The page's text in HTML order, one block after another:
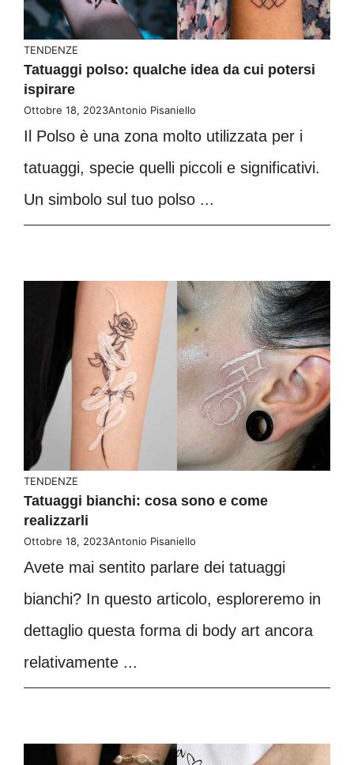
TENDENZE
Tatuaggi polso: qualche idea da cui potersi
ispirare
Ottobre 18, 2023Antonio Pisaniello
Il Polso è una zona molto utilizzata per i
tatuaggi, specie quelli piccoli e significativi.
Un simbolo sul tuo polso ...
TENDENZE
Tatuaggi bianchi: cosa sono e come
realizzarli
Ottobre 18, 2023Antonio Pisaniello
Avete mai sentito parlare dei tatuaggi
bianchi? In questo articolo, esploreremo in
dettaglio questa forma di body art ancora
relativamente ...